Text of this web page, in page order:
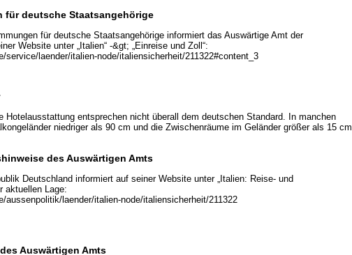
für deutsche Staatsangehörige
für deutsche Staatsangehörige informiert das Auswärtige Amt der
Website unter „Italien“ -&gt; „Einreise und Zoll“:
service/laender/italien-node/italiensicherheit/211322#content_3
Hotelausstattung entsprechen nicht überall dem deutschen Standard. In manchen
niedriger als 90 cm und die Zwischenräume im Geländer größer als 15 cm
des Auswärtigen Amts
Deutschland informiert auf seiner Website unter „Italien: Reise- und
aktuellen Lage:
aussenpolitik/laender/italien-node/italiensicherheit/211322
Auswärtigen Amts